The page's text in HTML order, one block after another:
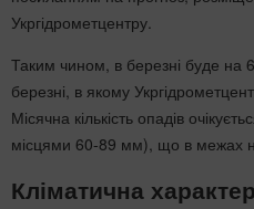
Укргідрометцентру.
Таким чином, в березні буде на
березні, в якому
Місячна кількість опадів
місцями 60-89 мм), що в межах
Кліматична